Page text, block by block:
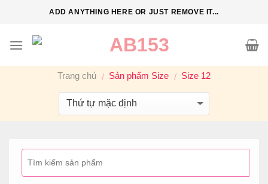
t
ADD ANYTHING HERE OR JUST REMOVE IT...
Trang chủ / Sản phẩm Size / Size 12